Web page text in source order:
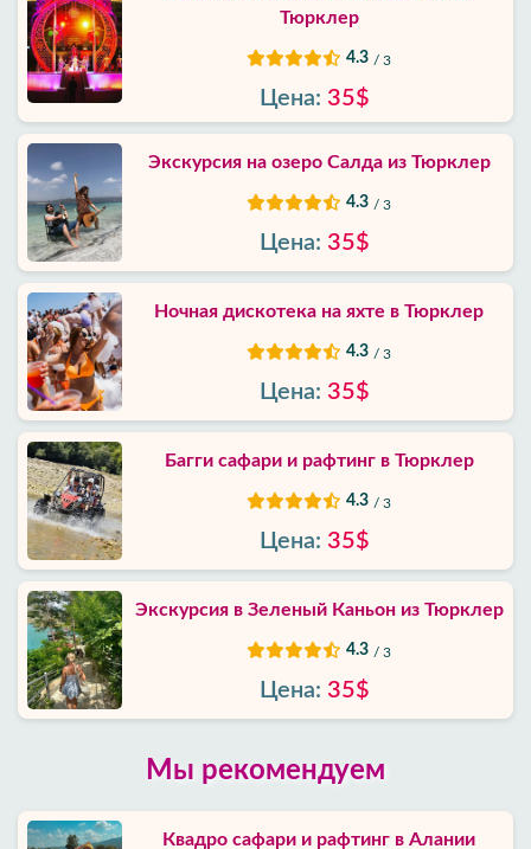
Тюрклер
4.3 / 3
Цена: 35$
Экскурсия на озеро Салда из Тюрклер
4.3 / 3
Цена: 35$
Ночная дискотека на яхте в Тюрклер
4.3 / 3
Цена: 35$
Багги сафари и рафтинг в Тюрклер
4.3 / 3
Цена: 35$
Экскурсия в Зеленый Каньон из Тюрклер
4.3 / 3
Цена: 35$
Мы рекомендуем
Квадро сафари и рафтинг в Алании